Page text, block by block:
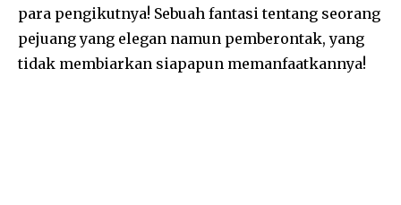
para pengikutnya! Sebuah fantasi tentang seorang
pejuang yang elegan namun pemberontak, yang
tidak membiarkan siapapun memanfaatkannya!